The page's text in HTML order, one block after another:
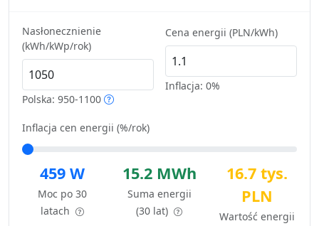
Nasłonecznienie
(kWh/kWp/rok)
Polska: 950-1100
Cena energii (PLN/kWh)
Inflacja: 0%
Inflacja cen energii (%/rok)
459 W
Moc po 30
latach
15.2 MWh
Suma energii
(30 lat)
16.7 tys.
PLN
Wartość energii